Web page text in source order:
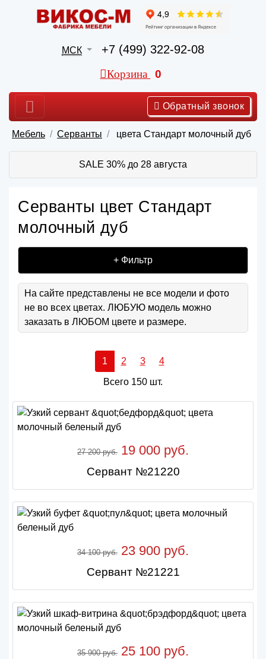
МСК +7 (499) 322-92-08
Корзина 0
Обратный звонок
Мебель Серванты цвета Стандарт молочный дуб
SALE 30% до 28 августа
Серванты цвет Стандарт
молочный дуб
+ Фильтр
На сайте представлены не все модели и фото
не во всех цветах. ЛЮБУЮ модель можно
заказать в ЛЮБОМ цвете и размере.
1 2 3 4
Всего 150 шт.
27 200 руб. 19 000 руб.
Сервант №21220
34 100 руб. 23 900 руб.
Сервант №21221
35 900 руб. 25 100 руб.